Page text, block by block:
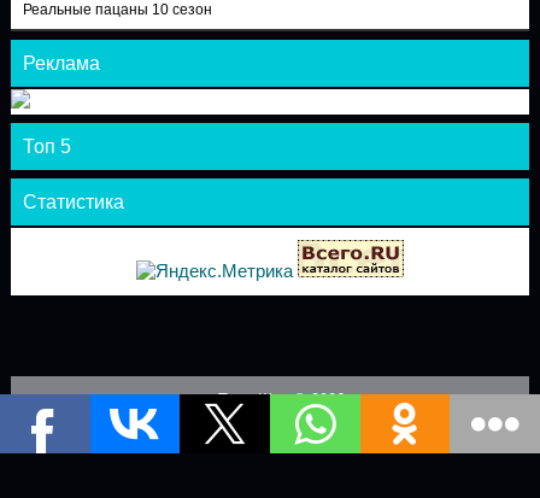
Реальные пацаны 10 сезон
Реклама
Топ 5
Статистика
Теле-Шоу © 2026